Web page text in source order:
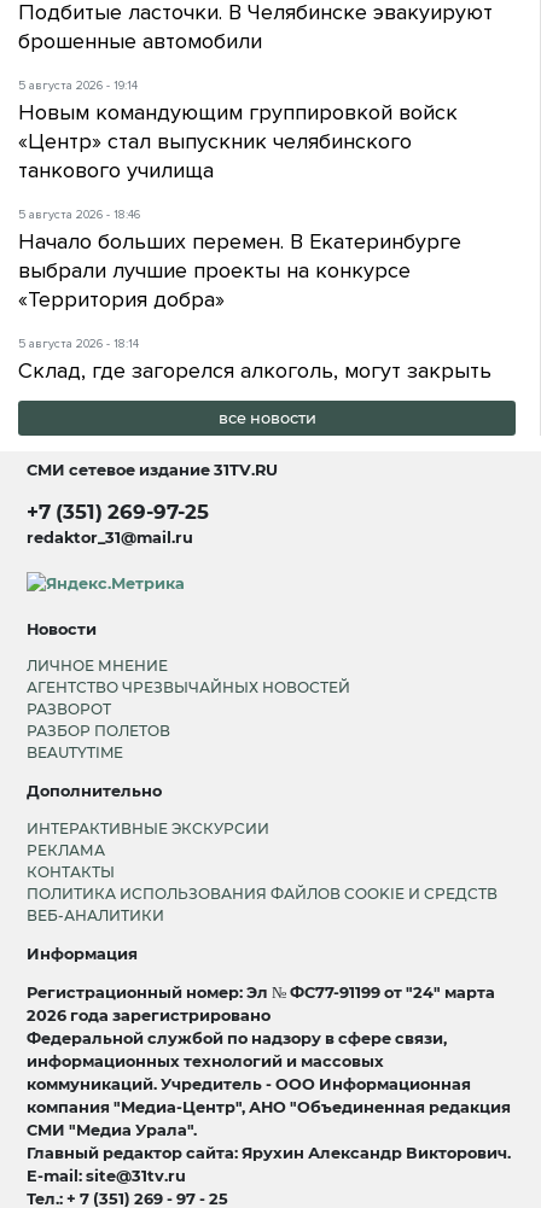
Подбитые ласточки. В Челябинске эвакуируют
брошенные автомобили
5 августа 2026 - 19:14
Новым командующим группировкой войск
«Центр» стал выпускник челябинского
танкового училища
5 августа 2026 - 18:46
Начало больших перемен. В Екатеринбурге
выбрали лучшие проекты на конкурсе
«Территория добра»
5 августа 2026 - 18:14
Склад, где загорелся алкоголь, могут закрыть
все новости
СМИ сетевое издание31TV.RU
+7 (351) 269-97-25
redaktor_31@mail.ru
Новости
ЛИЧНОЕ МНЕНИЕ
АГЕНТСТВО ЧРЕЗВЫЧАЙНЫХ НОВОСТЕЙ
РАЗВОРОТ
РАЗБОР ПОЛЕТОВ
BEAUTYTIME
Дополнительно
ИНТЕРАКТИВНЫЕ ЭКСКУРСИИ
РЕКЛАМА
КОНТАКТЫ
ПОЛИТИКА ИСПОЛЬЗОВАНИЯ ФАЙЛОВ COOKIE И СРЕДСТВ
ВЕБ-АНАЛИТИКИ
Информация
Регистрационный номер: Эл № ФС77-91199 от "24" марта
2026 года зарегистрировано
Федеральной службой по надзору в сфере связи,
информационных технологий и массовых
коммуникаций. Учредитель - ООО Информационная
компания "Медиа-Центр", АНО "Объединенная редакция
СМИ "Медиа Урала".
Главный редактор сайта: Ярухин Александр Викторович.
E-mail: site@31tv.ru
Тел.: + 7 (351) 269 - 97 - 25